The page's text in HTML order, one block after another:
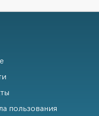
пользования